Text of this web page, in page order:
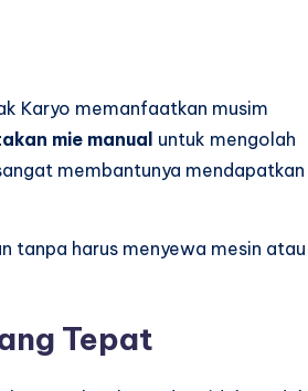
Karyo memanfaatkan musim
mie manual untuk mengolah
membantunya mendapatkan
tanpa harus menyewa mesin atau
Tepat